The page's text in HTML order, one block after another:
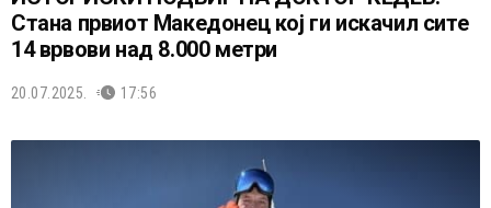
Стана првиот Македонец кој ги искачил сите
14 врвови над 8.000 метри
20.07.2025. 17:56